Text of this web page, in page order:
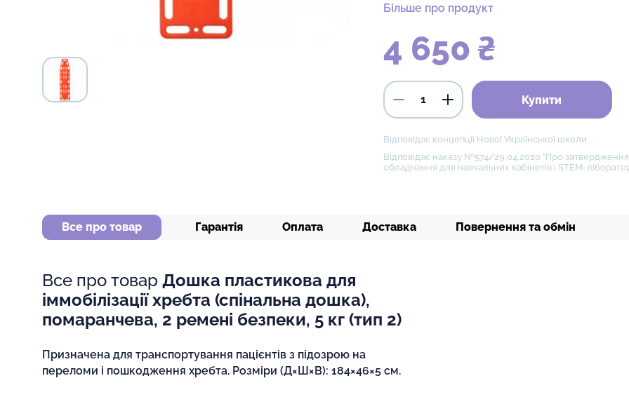
Більше про продукт
4 650 ₴
Купити
Відповідає концепції Нової Української школи
Відповідає наказу №574/29.04.2020 "Про затвердження
обладнання для навчальних кабінетів і STEM-
Все про товар Гарантія Оплата Доставка Повернення та обмін
Все про товар Дошка пластикова для
іммобілізації хребта (спінальна дошка),
помаранчева, 2 ремені безпеки, 5 кг (тип 2)
Призначена для транспортування пацієнтів з підозрою на
переломи і пошкодження хребта. Розміри (Д×Ш×В): 184×46×5 см.